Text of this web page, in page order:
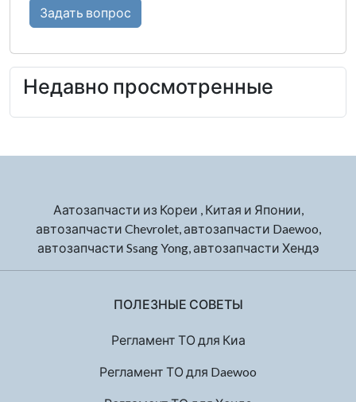
Задать вопрос
Недавно просмотренные
Аатозапчасти из Кореи , Китая и Японии,
автозапчасти Chevrolet, автозапчасти Daewoo,
автозапчасти Ssang Yong, автозапчасти Хендэ
ПОЛЕЗНЫЕ СОВЕТЫ
Регламент ТО для Киа
Регламент ТО для Daewoo